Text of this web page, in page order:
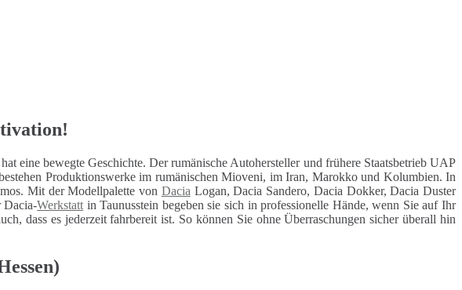
hat eine bewegte Geschichte. Der rumänische Autohersteller und frühere Staatsbetrieb UAP
Produktionswerke im rumänischen Mioveni, im Iran, Marokko und Kolumbien. In
Mit der Modellpalette von Dacia Logan, Dacia Sandero, Dacia Dokker, Dacia Duster
Dacia-Werkstatt in Taunusstein begeben sie sich in professionelle Hände, wenn Sie auf Ihr
dass es jederzeit fahrbereit ist. So können Sie ohne Überraschungen sicher überall hin